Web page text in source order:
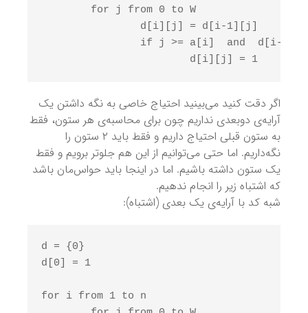
اگر دقت کنید می‌بینید احتیاج خاصی به نگه داشتن یک
آرایه‌ی دوبعدی نداریم چون برای محاسبه‌ی هر ستون، فقط
به ستون قبلی احتیاج داریم و فقط باید ۲ ستون را
نگه‌داریم. اما حتی می‌توانیم از این هم جلوتر برویم و فقط
یک ستون داشته باشیم. اما در اینجا باید حواس‌مان باشد
که اشتباه زیر را انجام ندهیم.
شبه کد با آرایه‌ی یک بعدی (اشتباه):
d = {0}
d[0] = 1
for i from 1 to n